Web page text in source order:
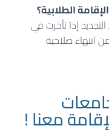
الطلابية؟
إذا تأخرت في
قبل 60 يومًا من انتهاء صلاحية
معنا !